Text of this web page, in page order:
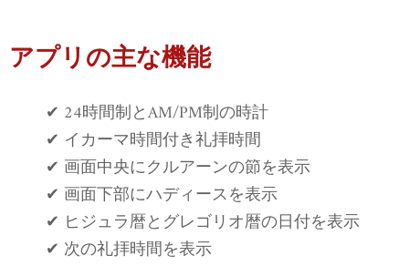
アプリの主な機能
✔ 24時間制とAM/PM制の時計
✔ イカーマ時間付き礼拝時間
✔ 画面中央にクルアーンの節を表示
✔ 画面下部にハディースを表示
✔ ヒジュラ暦とグレゴリオ暦の日付を表示
✔ 次の礼拝時間を表示